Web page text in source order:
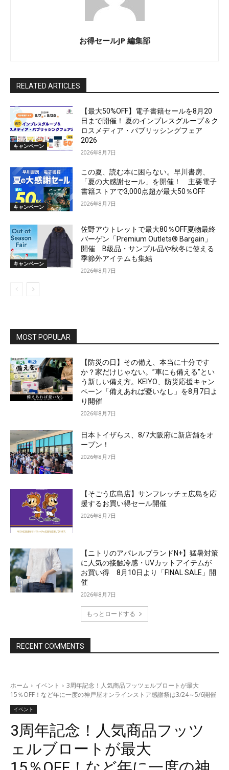
お得セールJP 編集部
RELATED ARTICLES
キャンペーン
【最大50%OFF】電子書籍セールを8月20
日まで開催！ 夏のインプレスグループ＆ク
ロスメディア・パブリッシングフェア
2026
2026年8月7日
キャンペーン
この夏、読む本に困らない。早川書房、
「夏の大感謝セール」を開催！ 主要電子
書籍ストアで3,000点超が最大50％OFF
2026年8月7日
キャンペーン
佐野アウトレットで最大80％OFF夏物最終
バーゲン「Premium Outlets® Bargain」
開催 B級品・サンプル品や秋冬に使える
季節外アイテムも集結
2026年8月7日
MOST POPULAR
【防災の日】その備え、本当に十分です
か？家だけじゃない。”車にも備える”とい
う新しい備え方。KEIYO、防災応援キャン
ペーン「備えあれば憂いなし」を8月7日よ
り開催
2026年8月7日
日本トイザらス、8/7大阪府に新店舗をオ
ープン！
2026年8月7日
【そごう広島店】サンフレッチェ広島を応
援するお買い得セール開催
2026年8月7日
【ニトリのアパレルブランドN+】猛暑対策
に人気の接触冷感・UVカットアイテムが
お買い得 8月10日より「FINAL SALE」開
催
2026年8月7日
もっとロードする
RECENT COMMENTS